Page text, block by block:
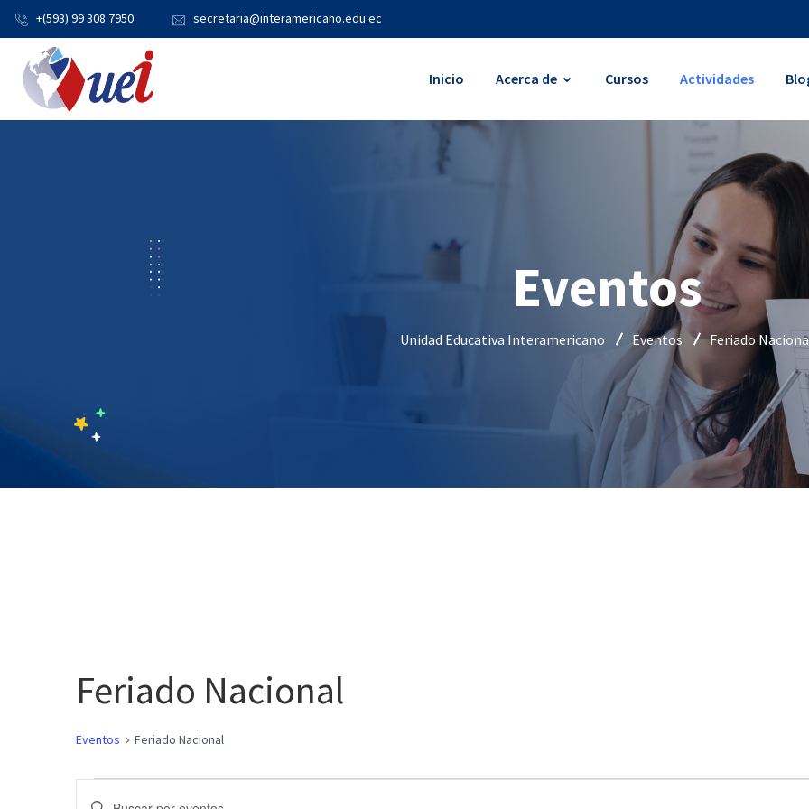
+(593) 99 308 7950 secretaria@interamericano.edu.ec
Inicio Acerca de Cursos Actividades
Eventos
Unidad Educativa Interamericano Eventos Feriado
Feriado Nacional
Eventos Feriado Nacional
Introduce